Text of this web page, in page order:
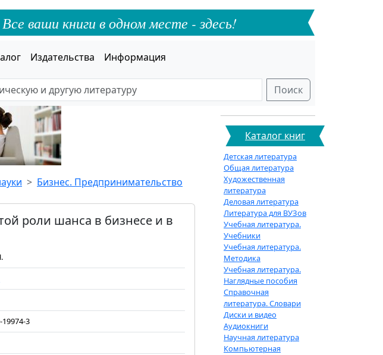
ваши книги в одном месте - здесь!
Издательства Информация
Поиск
Бизнес. Предпринимательство
роли шанса в бизнесе и в
19974-3
Каталог книг
Детская литература
Общая литература
Художественная
литература
Деловая литература
Литература для ВУЗов
Учебная литература.
Учебники
Учебная литература.
Методика
Учебная литература.
Наглядные пособия
Справочная
литература. Словари
Диски и видео
Аудиокниги
Научная литература
Компьютерная